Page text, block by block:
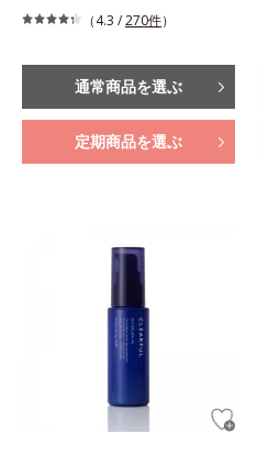
（4.3 /270件）
通常商品を選ぶ
定期商品を選ぶ